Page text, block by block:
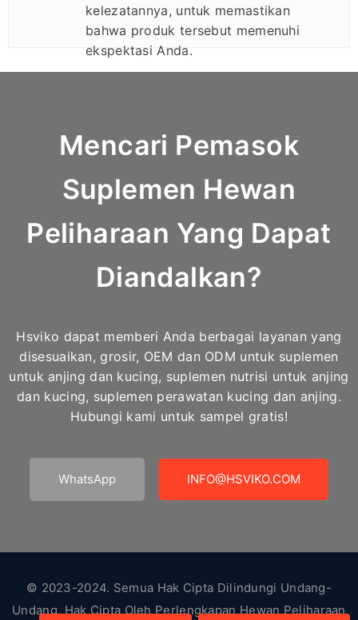
kelezatannya, untuk memastikan
bahwa produk tersebut memenuhi
ekspektasi Anda.
Mencari Pemasok
Suplemen Hewan
Peliharaan Yang Dapat
Diandalkan?
Hsviko dapat memberi Anda berbagai layanan yang
disesuaikan, grosir, OEM dan ODM untuk suplemen
untuk anjing dan kucing, suplemen nutrisi untuk anjing
dan kucing, suplemen perawatan kucing dan anjing.
Hubungi kami untuk sampel gratis!
WhatsApp INFO@HSVIKO.COM
© 2023-2024. Semua Hak Cipta Dilindungi Undang-
Undang. Hak Cipta OlehPerlengkapan Hewan Peliharaan